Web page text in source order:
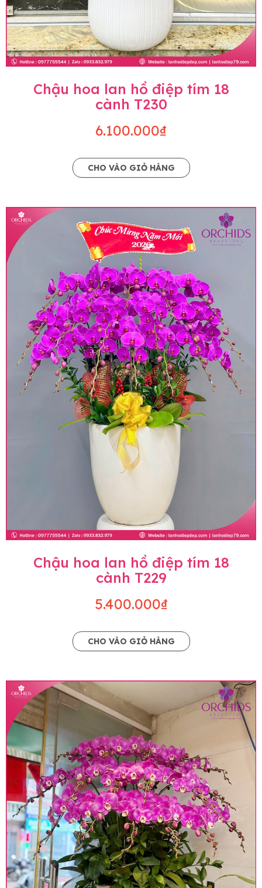
Chậu hoa lan hồ điệp tím 18
cành T230
6.100.000₫
CHO VÀO GIỎ HÀNG
Chậu hoa lan hồ điệp tím 18
cành T229
5.400.000₫
CHO VÀO GIỎ HÀNG